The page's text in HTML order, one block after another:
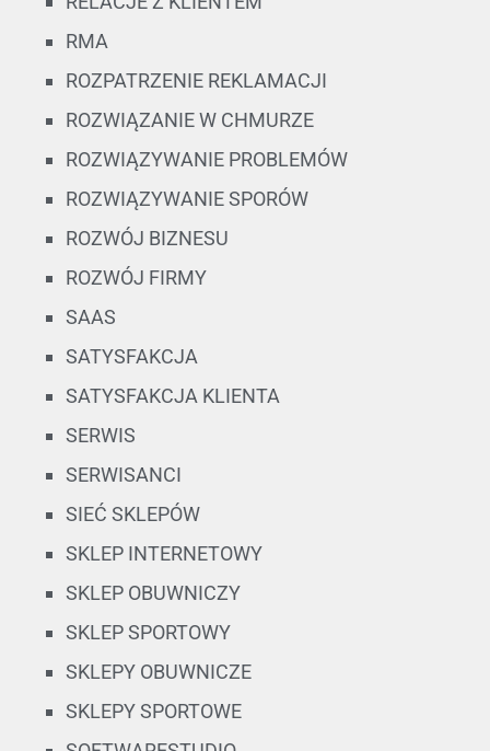
RMA
ROZPATRZENIE REKLAMACJI
ROZWIĄZANIE W CHMURZE
ROZWIĄZYWANIE PROBLEMÓW
ROZWIĄZYWANIE SPORÓW
ROZWÓJ BIZNESU
ROZWÓJ FIRMY
SAAS
SATYSFAKCJA
SATYSFAKCJA KLIENTA
SERWIS
SERWISANCI
SIEĆ SKLEPÓW
SKLEP INTERNETOWY
SKLEP OBUWNICZY
SKLEP SPORTOWY
SKLEPY OBUWNICZE
SKLEPY SPORTOWE